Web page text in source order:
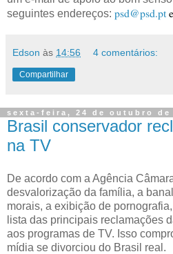
seguintes endereços: psd@psd.pte
Edson às 14:56 4 comentários:
Compartilhar
sexta-feira, 24 de outubro de
Brasil conservador
na TV
De acordo com a Agência
desvalorização da família, a
morais, a exibição de
lista das principais reclamações
aos programas de TV. Isso
mídia se divorciou do Brasil real.